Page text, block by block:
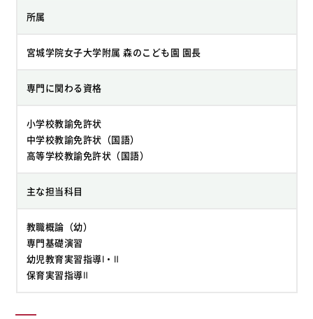
所属
宮城学院女子大学附属 森のこども園 園長
専門に関わる資格
小学校教諭免許状
中学校教諭免許状（国語）
高等学校教諭免許状（国語）
主な担当科目
教職概論（幼）
専門基礎演習
幼児教育実習指導Ⅰ・Ⅱ
保育実習指導Ⅱ